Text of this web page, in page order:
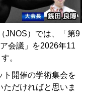
JNOS）では、「第9
会議」を2026年11
。
ト開催の学術集会を
だければと思いま